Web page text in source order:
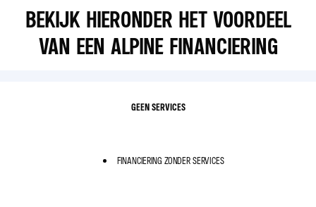
BEKIJK HIERONDER HET VOORDEEL
VAN EEN ALPINE FINANCIERING
GEEN SERVICES
FINANCIERING ZONDER SERVICES